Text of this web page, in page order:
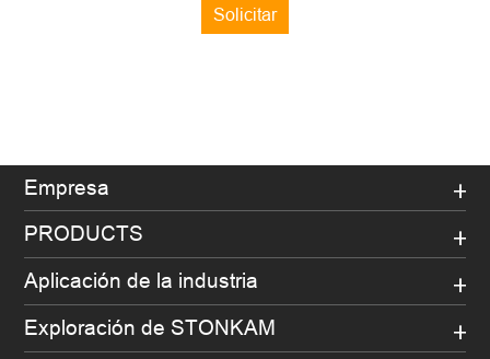
Solicitar
Empresa
PRODUCTS
Aplicación de la industria
Exploración de STONKAM